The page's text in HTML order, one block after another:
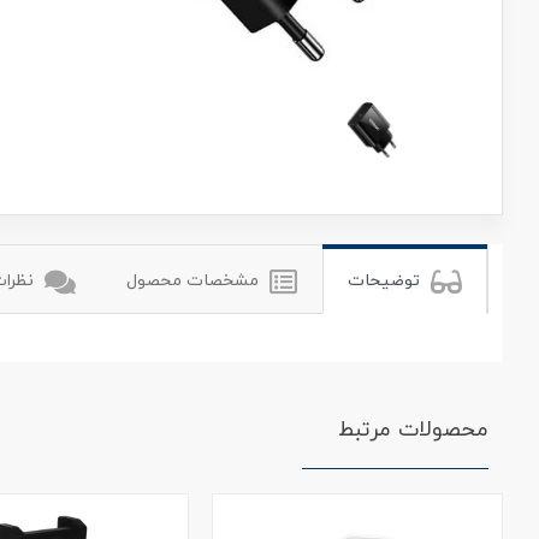
توضیحات مشخصات محصول
محصولات مرتبط